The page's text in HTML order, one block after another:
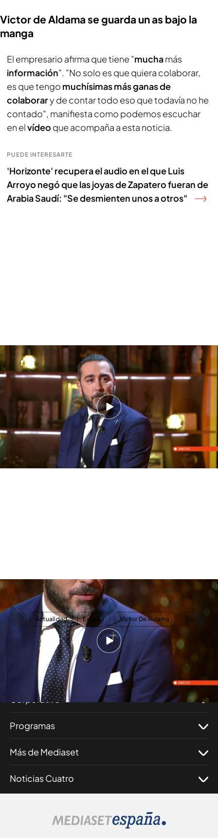
Victor de Aldama se guarda un as bajo la
manga
El empresario afirma que tiene "muchamás
información". "No solo es que quiera colaborar,
es que tengo muchísimas más ganas de
colaborary de contar todo eso que todavía no he
contado", manifiesta como podemos escuchar
en elvídeo que acompaña a esta noticia.
PUEDE INTERESARTE
'Horizonte' recupera el audio en el que Luis
Arroyo negó que las joyas de Zapatero fueran de
Arabia Saudí: "Se desmienten unos a otros"
Víctor de Aldama, a lágrima viva al narrar cómo ha recibido la sentencia del
Supremo: "En ese momento se me pasa por la cabeza mi hija"
Víctor de Aldama apunta en elprograma de
Cuatro que lo que ha entregado se podría quedar
"en un
aperitivo" y que tiene "mucho
contundente e importante" guardado aunque
planea sacarlo a la luz cuando proceda.
El misterio de la cruz que ha llevado Víctor de Aldama en el Tribunal
Supremo: "Una señora me dijo que me iba a traer suerte"
TEMAS Actualidad España Víctor De Aldama Caso
Nosotros
Corporativo
Programas
Más de Mediaset
Noticias Cuatro